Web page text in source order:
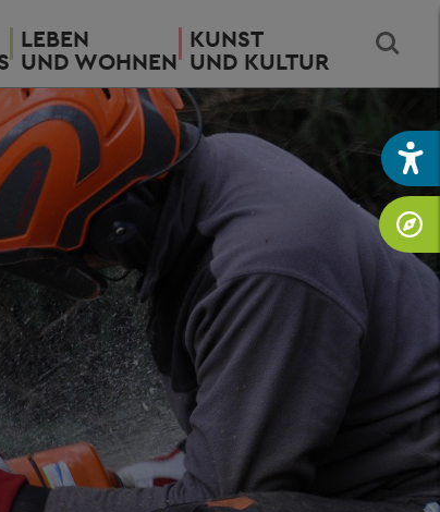
LEBEN
UND WOHNEN
KUNST
UND KULTUR